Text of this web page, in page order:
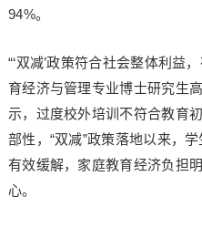
94%。
“‘双减’政策符合社会整体利益
育经济与管理专业博士研究生
示，过度校外培训不符合教育
部性，“双减”政策落地以来，
有效缓解，家庭教育经济负担
心。